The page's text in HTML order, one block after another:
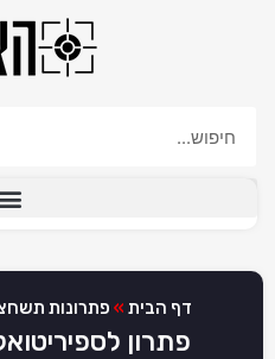
דף הבית » פתרונות
פתרון